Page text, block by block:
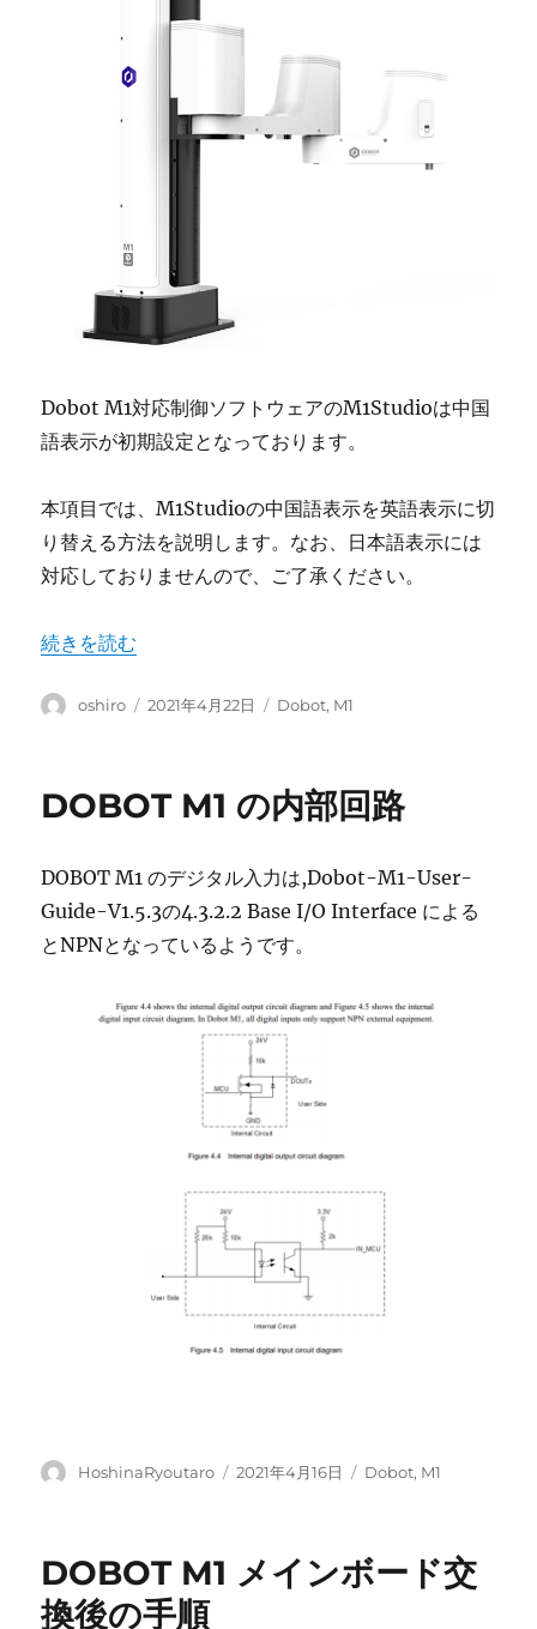
Dobot M1対応制御ソフトウェアのM1Studioは中国
語表示が初期設定となっております。
本項目では、M1Studioの中国語表示を英語表示に切
り替える方法を説明します。なお、日本語表示には
対応しておりませんので、ご了承ください。
“Dobot M1 ― M1Studioの言語設定変更方法” の
続きを読む
投
oshiro
投
2021年4月22日
カ
ー
Dobot, M1
DOBOT M1 の内部回路
DOBOT M1 のデジタル入力は,Dobot-M1-User-
Guide-V1.5.3の4.3.2.2 Base I/O Interface による
とNPNとなっているようです。
投
HoshinaRyoutaro
投
2021年4月16日
カ
ー
Dobot, M1
DOBOT M1 メインボード交
換後の手順